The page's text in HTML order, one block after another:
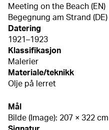
Meeting on the Beach (EN)
Begegnung am Strand (DE)
Datering
1921–1923
Klassifikasjon
Malerier
Materiale/teknikk
Olje på lerret
Mål
Bilde (Image): 207 × 322 cm